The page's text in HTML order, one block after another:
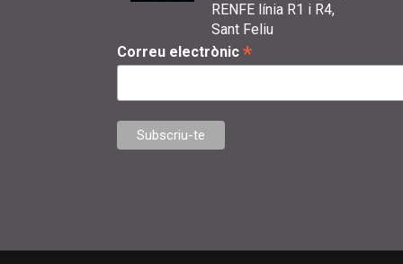
RENFE línia R1 i R4,
Sant Feliu
Correu electrònic *